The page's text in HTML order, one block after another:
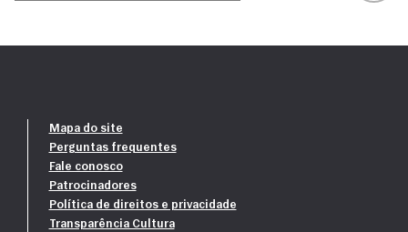
Mapa do site
Perguntas frequentes
Fale conosco
Patrocinadores
Política de direitos e privacidade
Transparência Cultura